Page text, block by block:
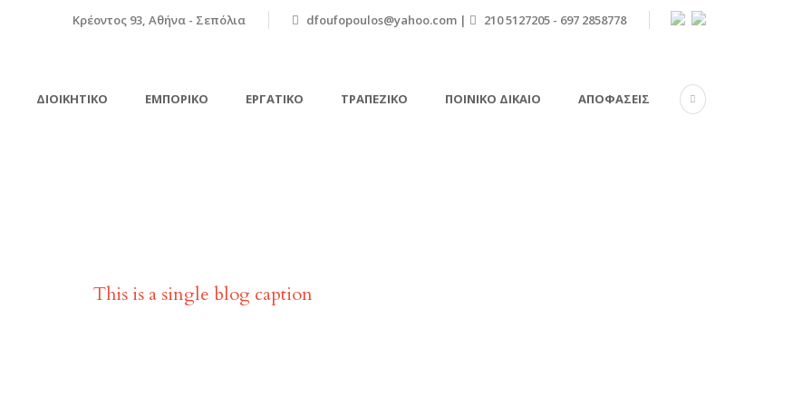
Κρέοντος 93, Αθήνα - Σεπόλια dfoufopoulos@yahoo.com | 210 5127205 - 697 2858778
ΔΙΟΙΚΗΤΙΚΌ ΕΜΠΟΡΙΚΌ ΕΡΓΑΤΙΚΌ ΤΡΑΠΕΖΙΚΌ ΠΟΙΝΙΚΌ ΔΊΚΑΙΟ ΑΠΟΦΆΣΕΙΣ
This is a single blog caption